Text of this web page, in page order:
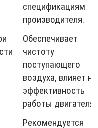
спецификациям
производителя.
Обеспечивает
чистоту
поступающего
воздуха, влияет на
эффективность
работы двигателя.
Рекомендуется